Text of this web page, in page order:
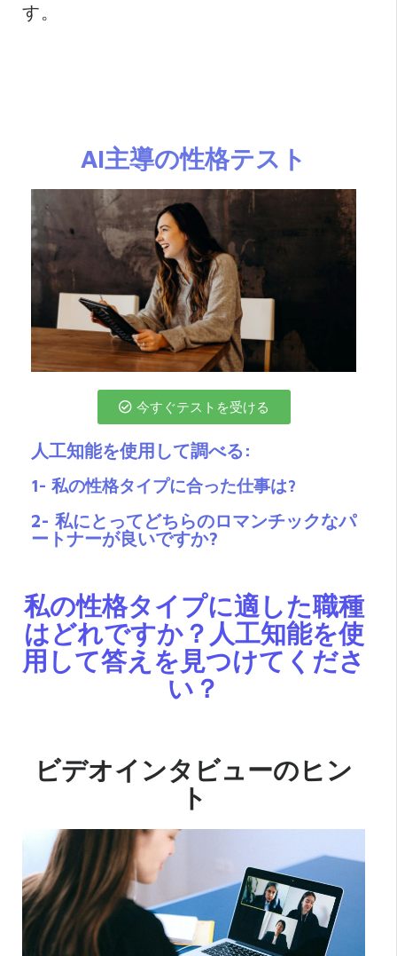
す。
AI主導の性格テスト
今すぐテストを受ける
人工知能を使用して調べる:
1- 私の性格タイプに合った仕事は?
2- 私にとってどちらのロマンチックなパ
ートナーが良いですか?
私の性格タイプに適した職種
はどれですか？人工知能を使
用して答えを見つけてくださ
い？
ビデオインタビューのヒン
ト